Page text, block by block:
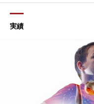
実績